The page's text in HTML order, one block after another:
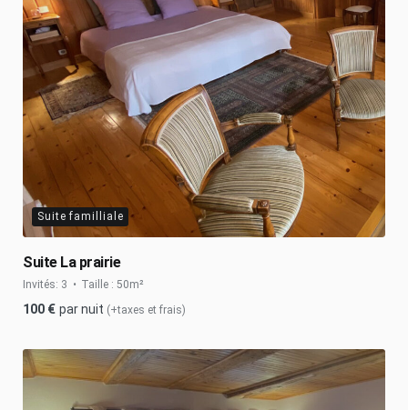
Suite familliale
Suite La prairie
Invités: 3 Taille : 50m²
100 € par nuit (+taxes et frais)